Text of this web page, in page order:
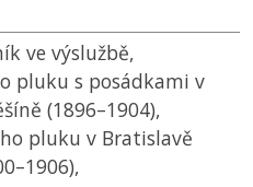
ve výslužbě,
pluku s posádkami v
(1896–1904),
pluku v Bratislavě